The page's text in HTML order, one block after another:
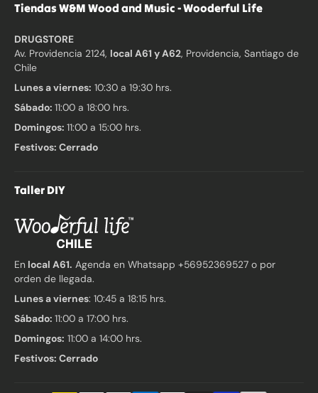
Tiendas W&M Wood and Music - Wooderful Life
DRUGSTORE
Av. Providencia 2124, local A61 y A62, Providencia, Santiago de
Chile
Lunes a viernes: 10:30 a 19:30 hrs.
Sábado: 11:00 a 18:00 hrs.
Domingos: 11:00 a 15:00 hrs.
Festivos: Cerrado
Taller DIY
En local A61. Agenda en Whatsapp +56952369527 o por
orden de llegada.
Lunes a viernes: 10:45 a 18:15 hrs.
Sábado: 11:00 a 17:00 hrs.
Domingos: 11:00 a 14:00 hrs.
Festivos: Cerrado